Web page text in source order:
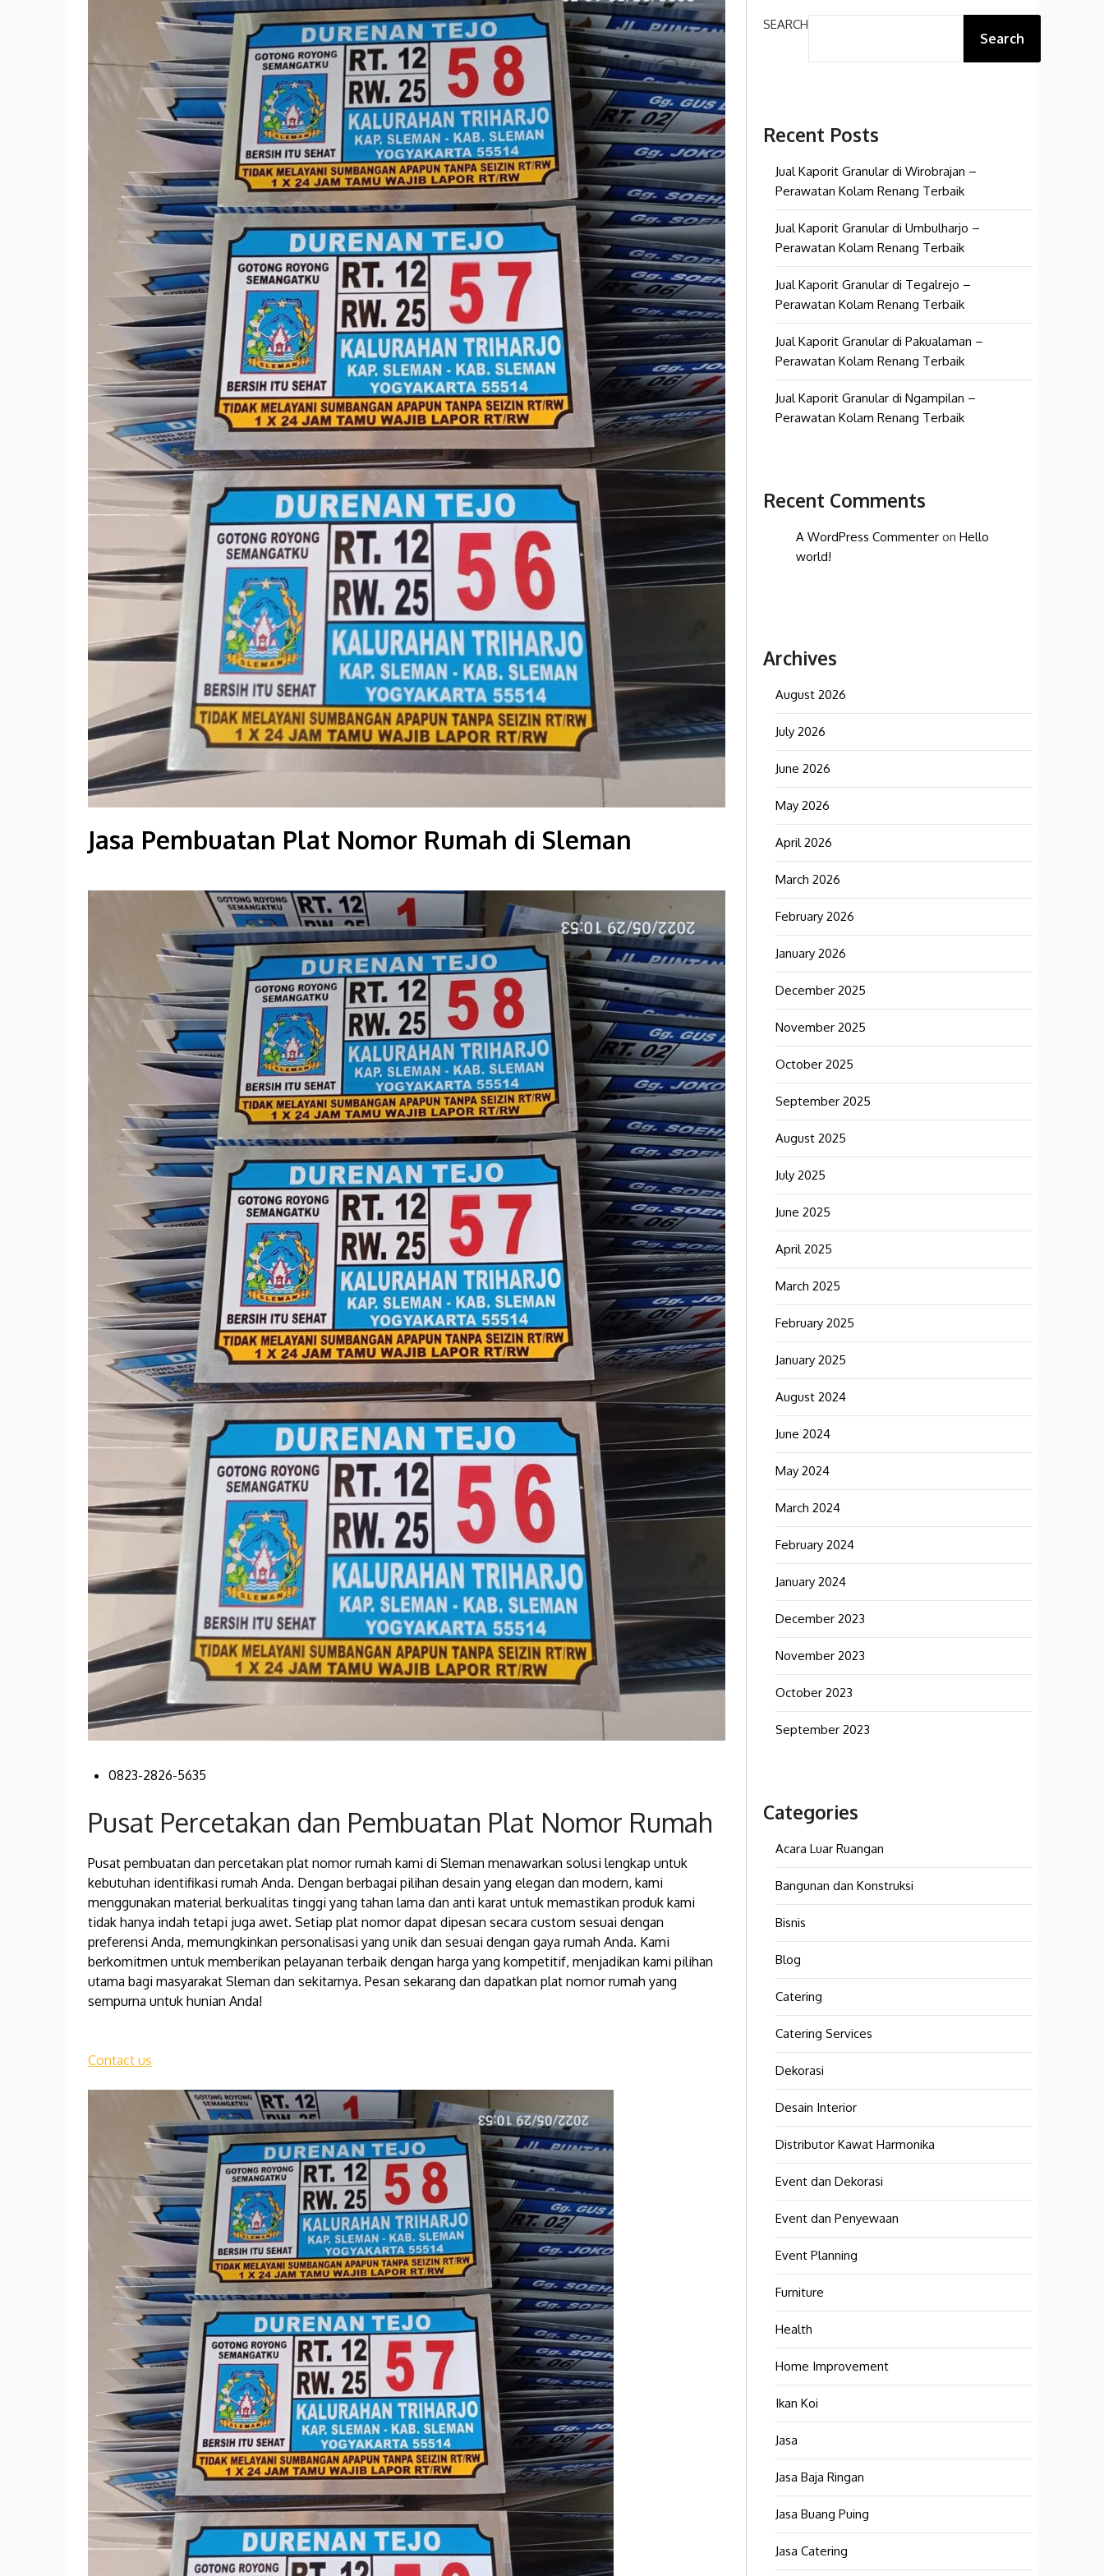
Jasa Pembuatan Plat Nomor Rumah di Sleman
0823-2826-5635
Pusat Percetakan dan Pembuatan Plat Nomor Rumah
Pusat pembuatan dan percetakan plat nomor rumah kami di Sleman menawarkan solusi lengkap untuk
kebutuhan identifikasi rumah Anda. Dengan berbagai pilihan desain yang elegan dan modern, kami
menggunakan material berkualitas tinggi yang tahan lama dan anti karat untuk memastikan produk kami
tidak hanya indah tetapi juga awet. Setiap plat nomor dapat dipesan secara custom sesuai dengan
preferensi Anda, memungkinkan personalisasi yang unik dan sesuai dengan gaya rumah Anda. Kami
berkomitmen untuk memberikan pelayanan terbaik dengan harga yang kompetitif, menjadikan kami pilihan
utama bagi masyarakat Sleman dan sekitarnya. Pesan sekarang dan dapatkan plat nomor rumah yang
sempurna untuk hunian Anda!
Contact us
SEARCH
Search
Recent Posts
Jual Kaporit Granular di Wirobrajan –
Perawatan Kolam Renang Terbaik
Jual Kaporit Granular di Umbulharjo –
Perawatan Kolam Renang Terbaik
Jual Kaporit Granular di Tegalrejo –
Perawatan Kolam Renang Terbaik
Jual Kaporit Granular di Pakualaman –
Perawatan Kolam Renang Terbaik
Jual Kaporit Granular di Ngampilan –
Perawatan Kolam Renang Terbaik
Recent Comments
A WordPress Commenter on Hello
world!
Archives
August 2026
July 2026
June 2026
May 2026
April 2026
March 2026
February 2026
January 2026
December 2025
November 2025
October 2025
September 2025
August 2025
July 2025
June 2025
April 2025
March 2025
February 2025
January 2025
August 2024
June 2024
May 2024
March 2024
February 2024
January 2024
December 2023
November 2023
October 2023
September 2023
Categories
Acara Luar Ruangan
Bangunan dan Konstruksi
Bisnis
Blog
Catering
Catering Services
Dekorasi
Desain Interior
Distributor Kawat Harmonika
Event dan Dekorasi
Event dan Penyewaan
Event Planning
Furniture
Health
Home Improvement
Ikan Koi
Jasa
Jasa Baja Ringan
Jasa Buang Puing
Jasa Catering